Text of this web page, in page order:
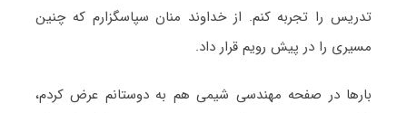
تدریس را تجربه کنم. از خداوند منان سپاسگزارم که چنین
مسیری را در پیش رویم قرار داد.
بارها در صفحه مهندسی شیمی هم به دوستانم عرض کردم،